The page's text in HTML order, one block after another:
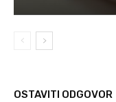
OSTAVITI ODGOVOR